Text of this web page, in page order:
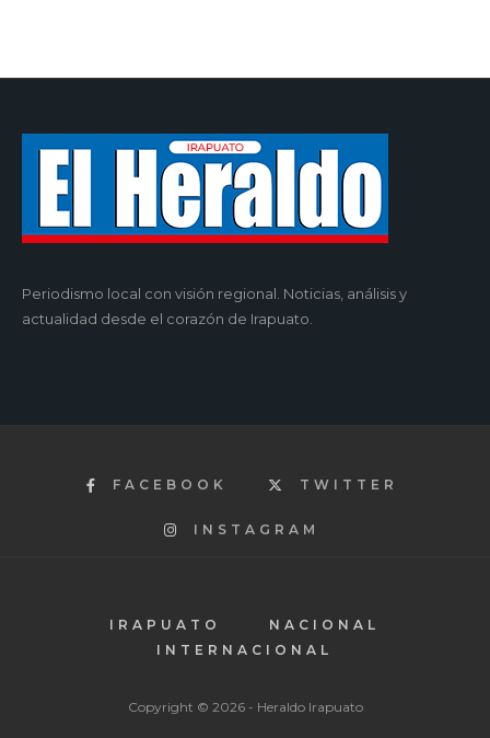
Periodismo local con visión regional. Noticias, análisis y
actualidad desde el corazón de Irapuato.
FACEBOOK TWITTER
INSTAGRAM
IRAPUATO
NACIONAL
INTERNACIONAL
Copyright © 2026 - Heraldo Irapuato